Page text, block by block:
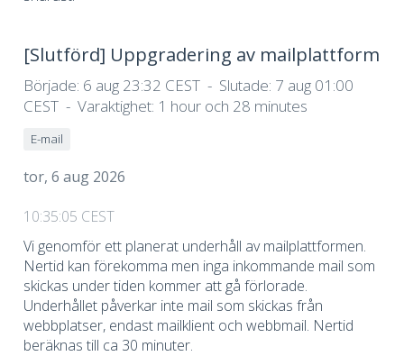
[Slutförd] Uppgradering av mailplattform
Började: 6 aug 23:32 CEST Slutade: 7 aug 01:00
CEST
Varaktighet: 1 hour och 28 minutes
E-mail
tor, 6 aug 2026
10:35:05 CEST
Vi genomför ett planerat underhåll av mailplattformen.
Nertid kan förekomma men inga inkommande mail som
skickas under tiden kommer att gå förlorade.
Underhållet påverkar inte mail som skickas från
webbplatser, endast mailklient och webbmail. Nertid
beräknas till ca 30 minuter.